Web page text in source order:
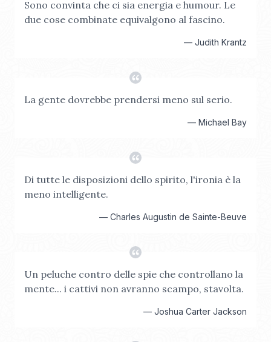
Sono convinta che ci sia energia e humour. Le
due cose combinate equivalgono al fascino.
— Judith Krantz
La gente dovrebbe prendersi meno sul serio.
— Michael Bay
Di tutte le disposizioni dello spirito, l'ironia è la
meno intelligente.
— Charles Augustin de Sainte-Beuve
Un peluche contro delle spie che controllano la
mente... i cattivi non avranno scampo, stavolta.
— Joshua Carter Jackson